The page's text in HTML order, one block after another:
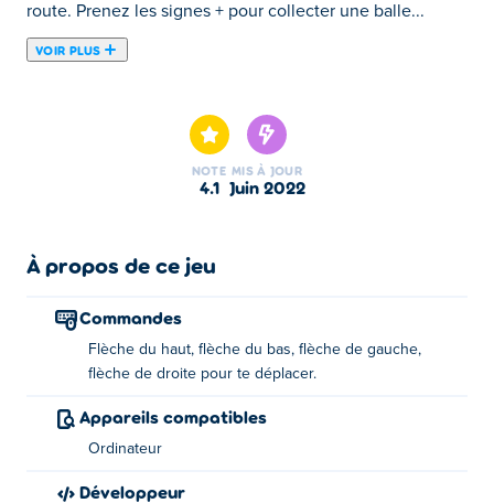
route. Prenez les signes + pour collecter une balle...
VOIR PLUS
tomber dans l'eau ou frapper des bombes en cours de
route. Prenez les signes + pour collecter une balle
supplémentaire et gagnez des points en collectant la
Vous pouvez simplement vous déplacer avec les touches
vous terminer tout le cours?
À propos du créateur:
ColorBalls 3D a été créé par Leke Sahatqija. C'est son
premier match sur Poki!
NOTE
4.1
MIS À JOUR
juin 2022
À propos de ce jeu
Commandes
Flèche du haut, flèche du bas, flèche de gauche,
flèche de droite pour te déplacer.
Appareils compatibles
Ordinateur
Développeur